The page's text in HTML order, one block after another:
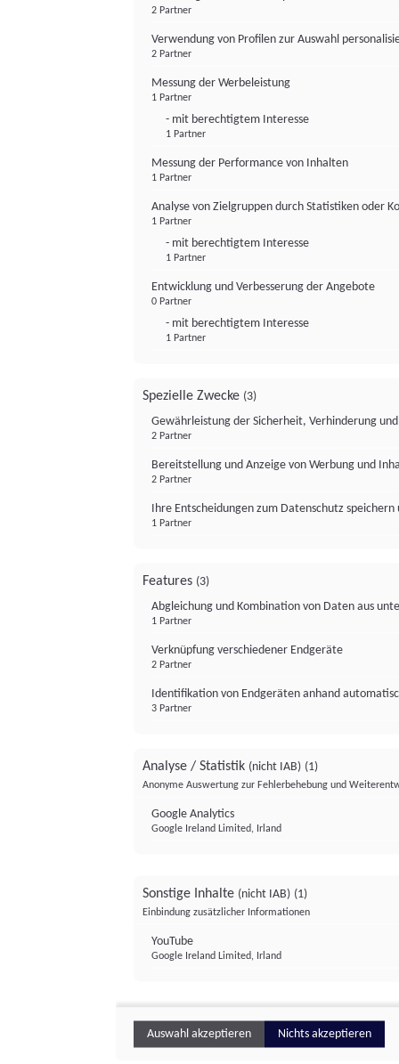
2 Partner
Verwendung von Profilen zur Auswahl
2 Partner
Messung der Werbeleistung
1 Partner
- mit berechtigtem Interesse
1 Partner
Messung der Performance von Inhalten
1 Partner
Analyse von Zielgruppen durch Statistiken oder
1 Partner
- mit berechtigtem Interesse
1 Partner
Entwicklung und Verbesserung der Angebote
0 Partner
- mit berechtigtem Interesse
1 Partner
Spezielle Zwecke (3)
Gewährleistung der Sicherheit, Verhinderung
2 Partner
Bereitstellung und Anzeige von Werbung und
2 Partner
Ihre Entscheidungen zum Datenschutz
1 Partner
Features (3)
Abgleichung und Kombination von Daten aus
1 Partner
Verknüpfung verschiedener Endgeräte
2 Partner
Identifikation von Endgeräten anhand
3 Partner
Analyse / Statistik (nicht IAB) (1)
Anonyme Auswertung zur Fehlerbehebung und
Google Analytics
Google Ireland Limited, Irland
Sonstige Inhalte (nicht IAB) (1)
Einbindung zusätzlicher Informationen
YouTube
Google Ireland Limited, Irland
Auswahl akzeptieren Nichts akzeptieren